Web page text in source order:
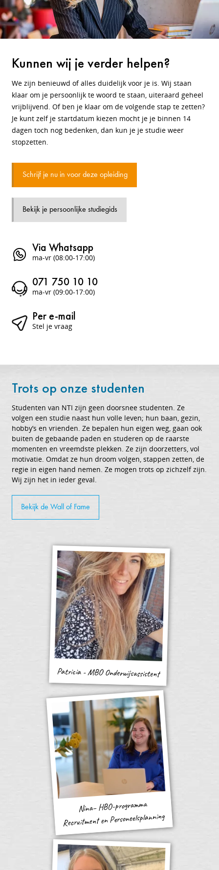
Kunnen wij je verder helpen?
We zijn benieuwd of alles duidelijk voor je is. Wij staan
klaar om je persoonlijk te woord te staan, uiteraard geheel
vrijblijvend. Of ben je klaar om de volgende stap te zetten?
Je kunt zelf je startdatum kiezen mocht je je binnen 14
dagen toch nog bedenken, dan kun je je studie weer
stopzetten.
Schrijf je nu in voor deze opleiding
Bekijk je persoonlijke studiegids
Via Whatsapp
ma-vr (08:00-17:00)
071 750 10 10
ma-vr (09:00-17:00)
Per e-mail
Stel je vraag
Trots op onze studenten
Studenten van NTI zijn geen doorsnee studenten. Ze
volgen een studie naast hun volle leven; hun baan, gezin,
hobby’s en vrienden. Ze bepalen hun eigen weg, gaan ook
buiten de gebaande paden en studeren op de raarste
momenten en vreemdste plekken. Ze zijn doorzetters, vol
motivatie. Omdat ze hun droom volgen, stappen zetten, de
regie in eigen hand nemen. Ze mogen trots op zichzelf zijn.
Wij zijn het in ieder geval.
Bekijk de Wall of Fame
Patricia - MBO Onderwijsassistent
Nina– HBO-programma
Recruitment en Personeelsplanning